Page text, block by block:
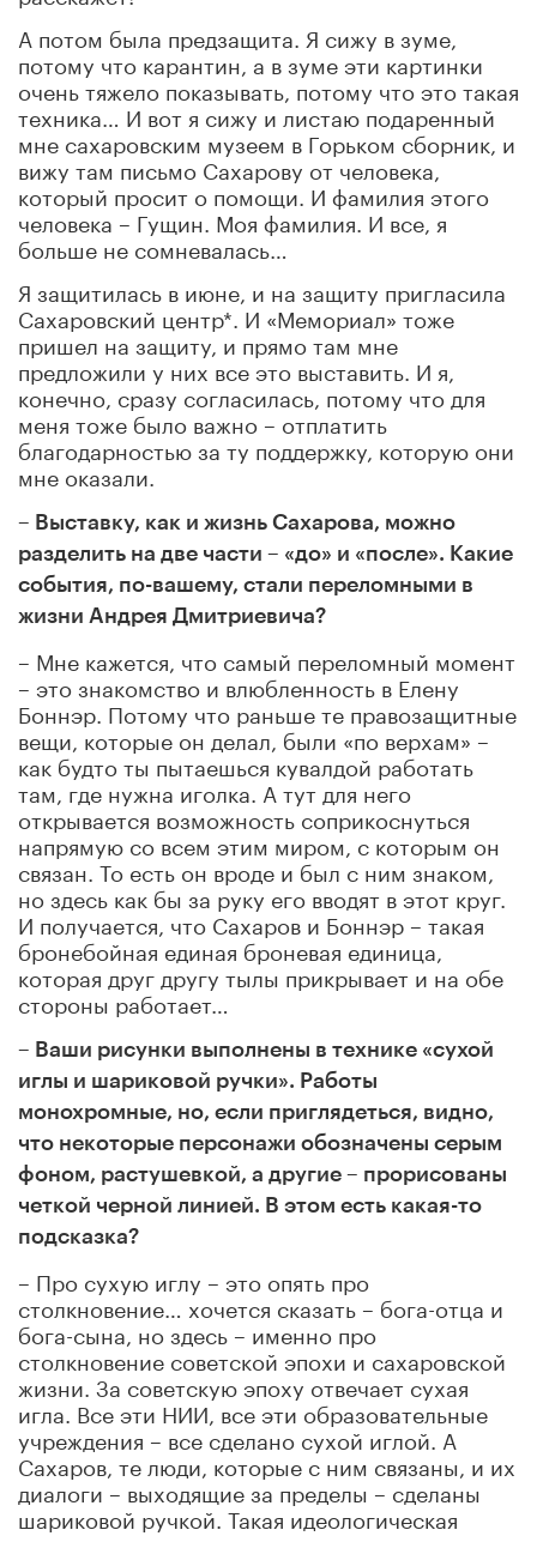
А потом была предзащита. Я сижу в зуме,
потому что карантин, а в зуме эти картинки
очень тяжело показывать, потому что это такая
техника… И вот я сижу и листаю подаренный
мне сахаровским музеем в Горьком сборник, и
вижу там письмо Сахарову от человека,
который просит о помощи. И фамилия этого
человека – Гущин. Моя фамилия. И все, я
больше не сомневалась…
Я защитилась в июне, и на защиту пригласила
Сахаровский центр*. И «Мемориал» тоже
пришел на защиту, и прямо там мне
предложили у них все это выставить. И я,
конечно, сразу согласилась, потому что для
меня тоже было важно – отплатить
благодарностью за ту поддержку, которую они
мне оказали.
– Выставку, как и жизнь Сахарова, можно
разделить на две части – «до» и «после». Какие
события, по-вашему, стали переломными в
жизни Андрея Дмитриевича?
– Мне кажется, что самый переломный момент
– это знакомство и влюбленность в Елену
Боннэр. Потому что раньше те правозащитные
вещи, которые он делал, были «по верхам» –
как будто ты пытаешься кувалдой работать
там, где нужна иголка. А тут для него
открывается возможность соприкоснуться
напрямую со всем этим миром, с которым он
связан. То есть он вроде и был с ним знаком,
но здесь как бы за руку его вводят в этот круг.
И получается, что Сахаров и Боннэр – такая
бронебойная единая броневая единица,
которая друг другу тылы прикрывает и на обе
стороны работает…
– Ваши рисунки выполнены в технике «сухой
иглы и шариковой ручки». Работы
монохромные, но, если приглядеться, видно,
что некоторые персонажи обозначены серым
фоном, растушевкой, а другие – прорисованы
четкой черной линией. В этом есть какая-то
подсказка?
– Про сухую иглу – это опять про
столкновение… хочется сказать – бога-отца и
бога-сына, но здесь – именно про
столкновение советской эпохи и сахаровской
жизни. За советскую эпоху отвечает сухая
игла. Все эти НИИ, все эти образовательные
учреждения – все сделано сухой иглой. А
Сахаров, те люди, которые с ним связаны, и их
диалоги – выходящие за пределы – сделаны
шариковой ручкой. Такая идеологическая